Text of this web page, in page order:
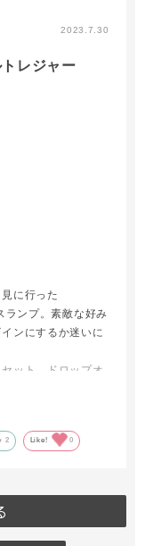
2023.7.30
レジャー
に行った
ランプ。素敵な好み
ンにするか迷いに
ット、ドロップオ
、他とはテイスト
ンスランプで次の
2 Like! 0